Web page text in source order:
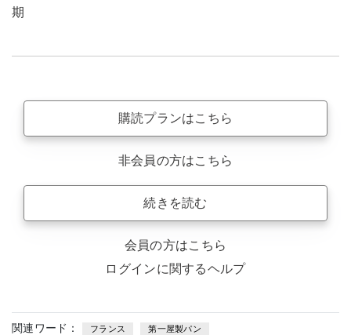
期
購読プランはこちら
非会員の方はこちら
続きを読む
会員の方はこちら
ログインに関するヘルプ
関連ワード： フランス 第一屋製パン